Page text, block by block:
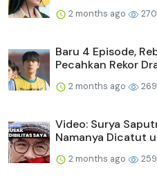
2 months ago 270
Baru 4 Episode,
Pecahkan Rekor
2 months ago 269
Video: Surya
Namanya Dicatut
2 months ago 259